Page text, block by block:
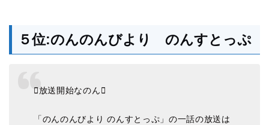
５位:のんのんびより のんすとっぷ
放送開始なのん
「のんのんびより のんすとっぷ」の一話の放送は